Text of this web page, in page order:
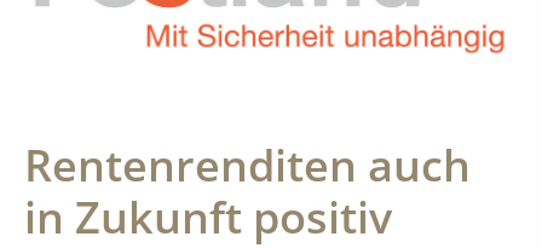
Rentenrenditen auch
in Zukunft positiv